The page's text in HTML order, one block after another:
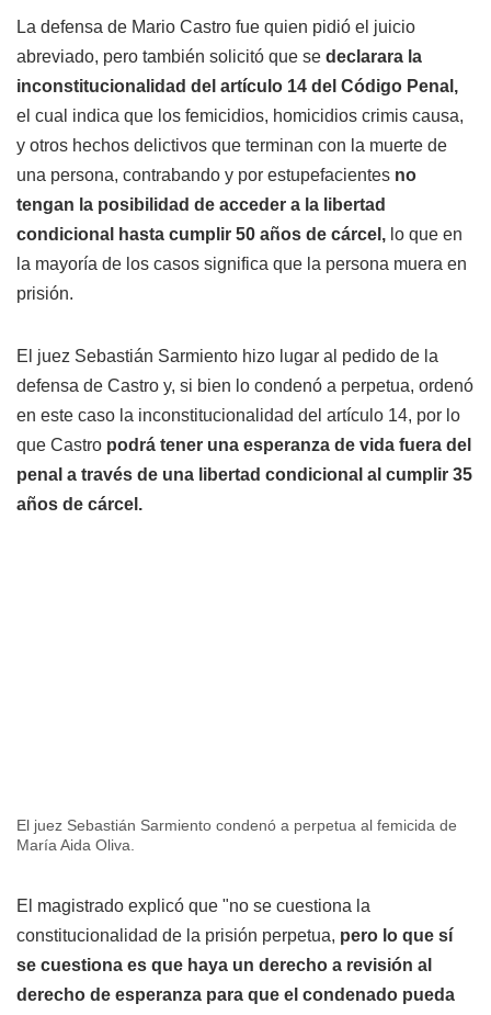
La defensa de Mario Castro fue quien pidió el juicio
abreviado, pero también solicitó que se declarara la
inconstitucionalidad del artículo 14 del Código Penal,
el cual indica que los femicidios, homicidios crimis causa,
y otros hechos delictivos que terminan con la muerte de
una persona, contrabando y por estupefacientes no
tengan la posibilidad de acceder a la libertad
condicional hasta cumplir 50 años de cárcel, lo que en
la mayoría de los casos significa que la persona muera en
prisión.
El juez Sebastián Sarmiento hizo lugar al pedido de la
defensa de Castro y, si bien lo condenó a perpetua, ordenó
en este caso la inconstitucionalidad del artículo 14, por lo
que Castro podrá tener una esperanza de vida fuera del
penal a través de una libertad condicional al cumplir 35
años de cárcel.
El juez Sebastián Sarmiento condenó a perpetua al femicida de
María Aida Oliva.
El magistrado explicó que "no se cuestiona la
constitucionalidad de la prisión perpetua, pero lo que sí
se cuestiona es que haya un derecho a revisión al
derecho de esperanza para que el condenado pueda